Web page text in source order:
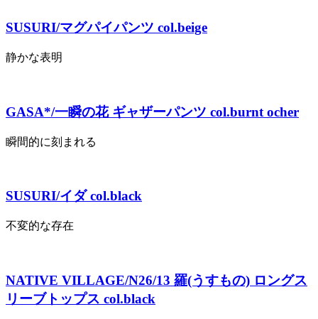
SUSURI/マグパイパンツ col.beige
静かな表明
GASA*/一瞬の花 ギャザーパンツ col.burnt ocher
瞬間的に刻まれる
SUSURI/イダ col.black
不変的な存在
NATIVE VILLAGE/N26/13 羅(うすもの) ロングス
リーブトップス col.black